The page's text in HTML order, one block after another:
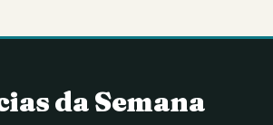
da Semana